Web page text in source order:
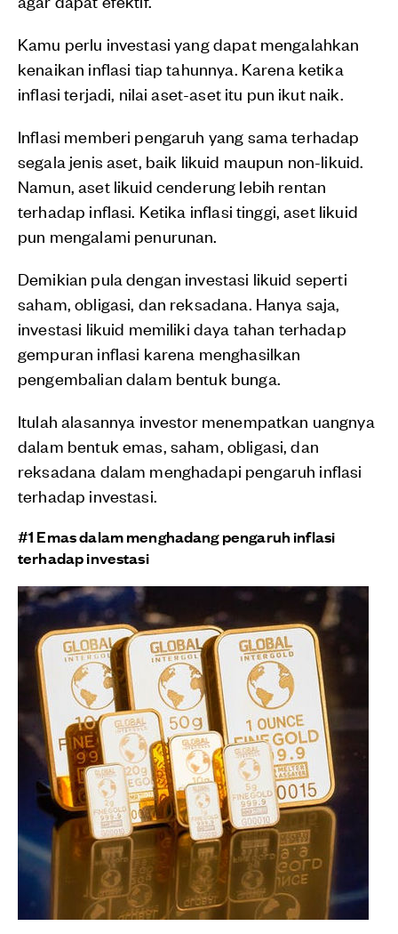
Kamu perlu investasi yang dapat mengalahkan
kenaikan inflasi tiap tahunnya. Karena ketika
inflasi terjadi, nilai aset-aset itu pun ikut naik.
Inflasi memberi pengaruh yang sama terhadap
segala jenis aset, baik likuid maupun non-likuid.
Namun, aset likuid cenderung lebih rentan
terhadap inflasi. Ketika inflasi tinggi, aset likuid
pun mengalami penurunan.
Demikian pula dengan investasi likuid seperti
saham, obligasi, dan reksadana. Hanya saja,
investasi likuid memiliki daya tahan terhadap
gempuran inflasi karena menghasilkan
pengembalian dalam bentuk bunga.
Itulah alasannya investor menempatkan uangnya
dalam bentuk emas, saham, obligasi, dan
reksadana dalam menghadapi pengaruh inflasi
terhadap investasi.
#1 Emas dalam menghadang pengaruh inflasi
terhadap investasi